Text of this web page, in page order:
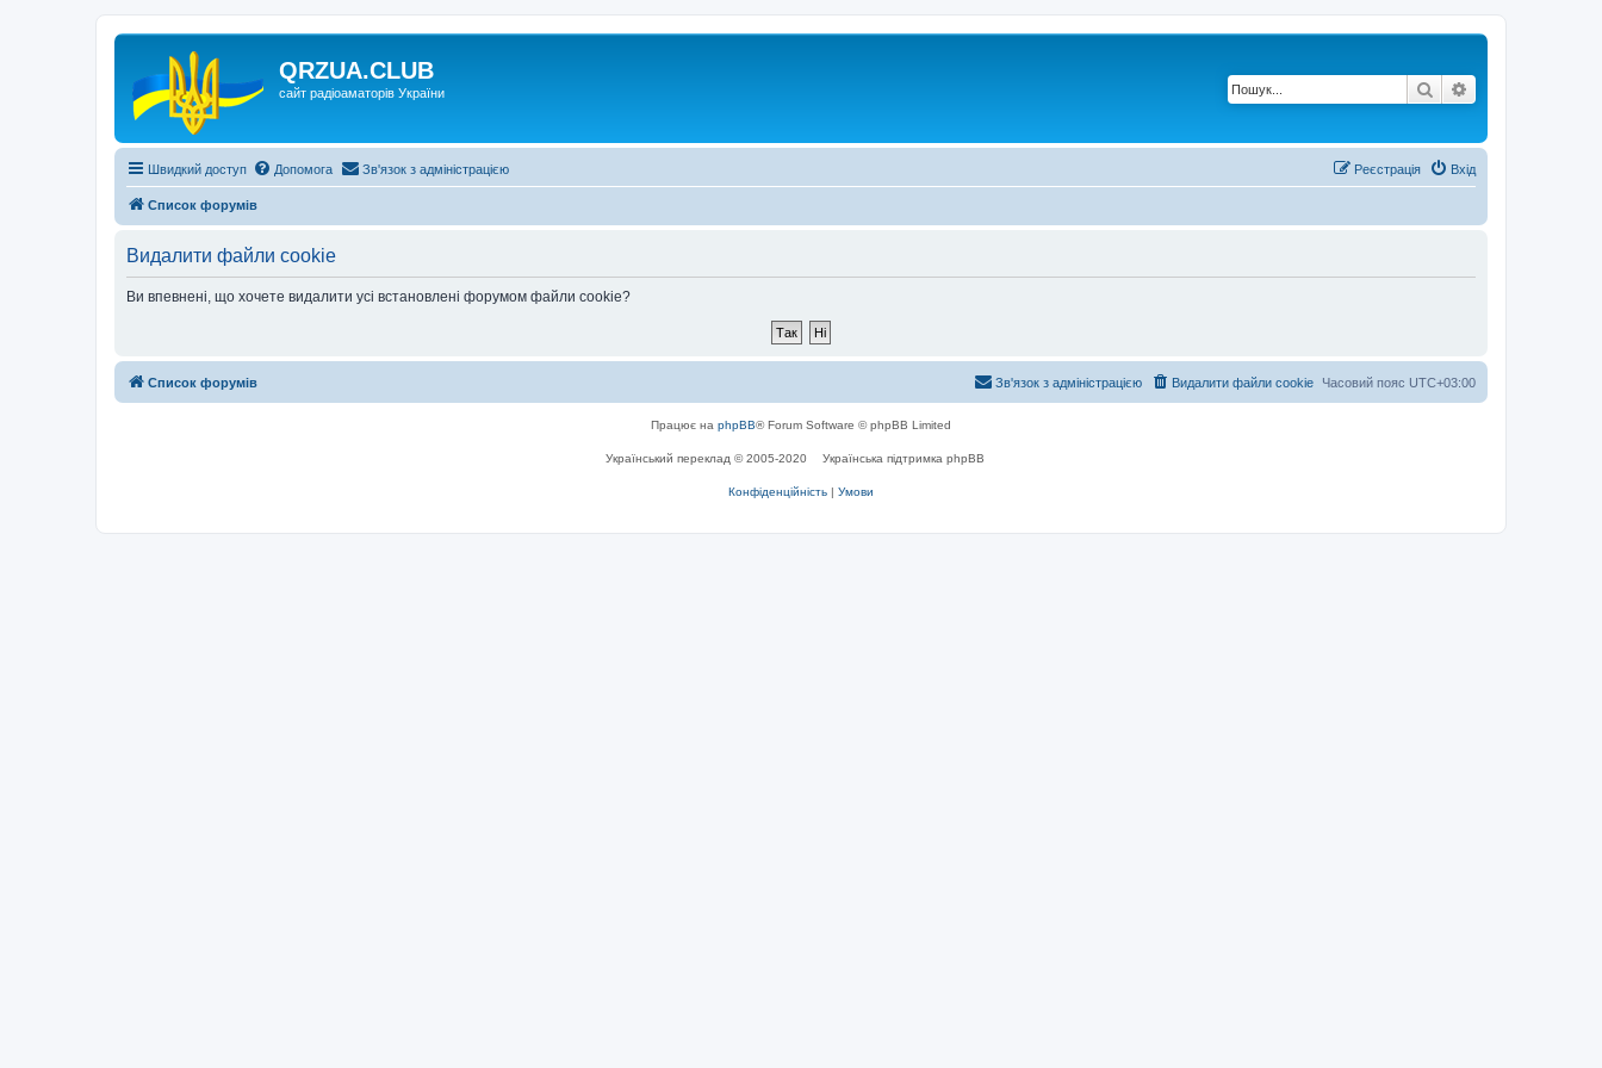
QRZUA.CLUB
сайт радіоаматорів України Пошук
Швидкий доступ Допомога Зв'язок з адміністрацією Вхід
Реєстрація
Список форумів
Видалити файли cookie
Ви впевнені, що хочете видалити усі встановлені форумом файли cookie?
Список форумів Часовий пояс UTC+03:00
Видалити файли cookie
Зв'язок з адміністрацією
Працює на phpBB® Forum Software © phpBB Limited
Український переклад © 2005-2020 Українська підтримка phpBB
Конфіденційність | Умови